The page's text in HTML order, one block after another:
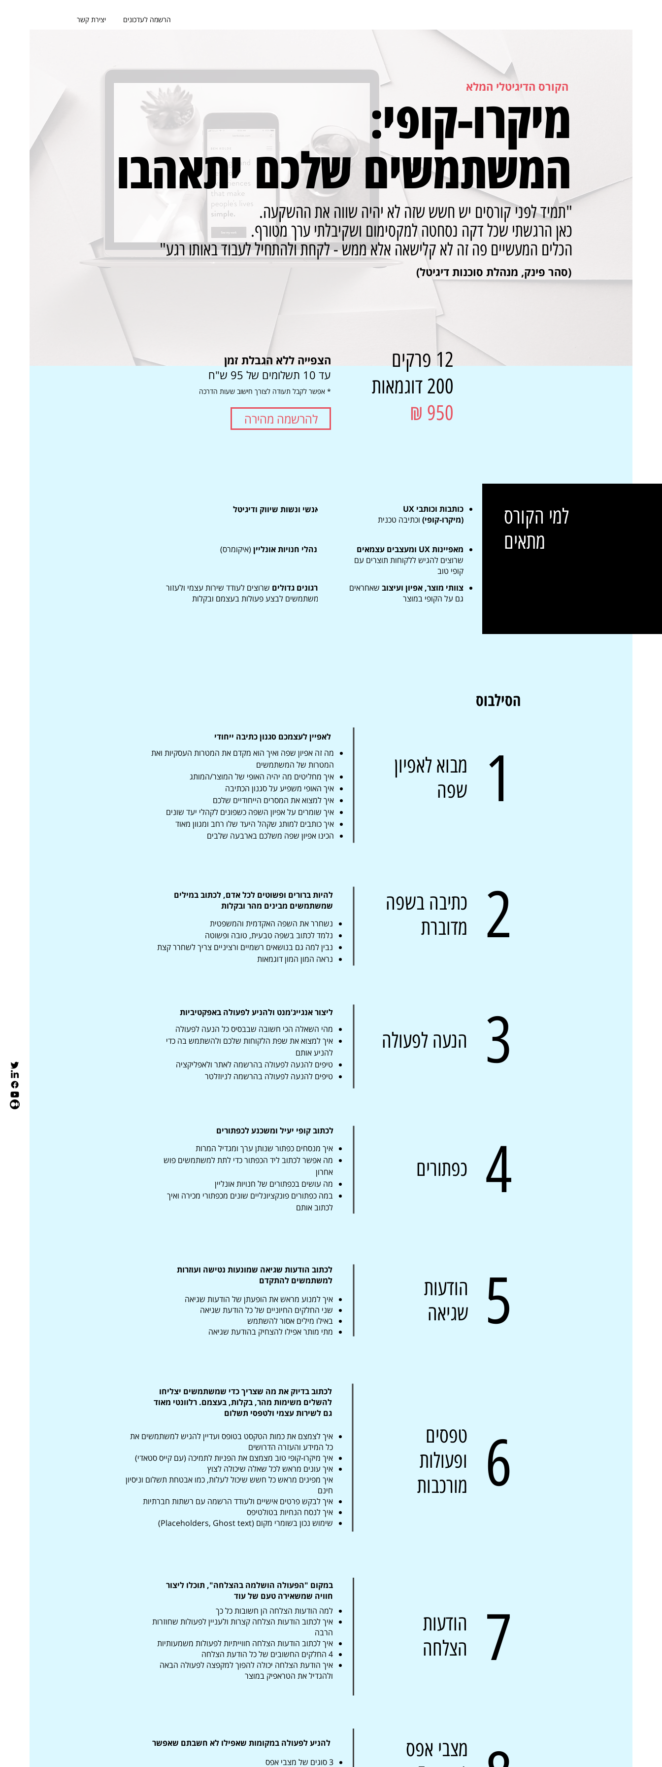
יצירת קשר הרשמה לעדכונים
הקורס הדיגיטלי המלא
מיקרו-קופי:
המשתמשים שלכם יתאהבו
"תמיד לפני קורסים יש חשש שזה לא יהיה שווה את ההשקעה.
כאן הרגשתי שכל דקה נסחטה למקסימום ושקיבלתי ערך מטורף.
הכלים המעשיים פה זה לא קלישאה אלא ממש - לקחת ולהתחיל לעבוד באותו רגע"
(סהר פינק, מנהלת סוכנות דיגיטל)
הצפייה ללא הגבלת זמן
עד 10 תשלומים של 95 ש"ח
* אפשר לקבל תעודה לצורך חישוב שעות הדרכה
להרשמה מהירה
12 פרקים
200 דוגמאות
950 ₪
הסילבוס
לאפיין לעצמכם סגנון כתיבה ייחודי
מה זה אפיון שפה ואיך הוא מקדם את המטרות העסקיות ואת
המטרות של המשתמשים
איך מחליטים מה יהיה האופי של המוצר/המותג
איך האופי משפיע על סגנון הכתיבה
איך למצוא את המסרים הייחודיים שלכם
איך שומרים על אפיון השפה כשפונים לקהלי יעד שונים
איך כותבים למותג שקהל היעד שלו רחב ומגוון מאוד
הכינו אפיון שפה משלכם בארבעה שלבים
מבוא לאפיון
שפה
1
להיות ברורים ופשוטים לכל אדם, לכתוב במילים
שמשתמשים מבינים מהר ובקלות
נשחרר את השפה האקדמית והמשפטית
נלמד לכתוב בשפה טבעית, טובה ופשוטה
נבין למה גם בנושאים רשמיים ורציניים צריך לשחרר קצת
נראה המון המון דוגמאות
כתיבה בשפה
מדוברת
2
ליצור אנגייג'מנט ולהניע לפעולה באפקטיביות
מהי השאלה הכי חשובה שבבסיס כל הנעה לפעולה
איך למצוא את שפת הלקוחות שלכם ולהשתמש בה כדי
להניע אותם
טיפים להנעה לפעולה בהרשמה לאתר ולאפליקציה
טיפים להנעה לפעולה בהרשמה לניוזלטר
הנעה לפעולה 3
לכתוב קופי יעיל ומשכנע לכפתורים
איך מנסחים כפתור שנותן ערך ומגדיל המרות
מה אפשר לכתוב ליד הכפתור כדי לתת למשתמשים פוש
אחרון
מה עושים בכפתורים של חנויות אונליין
במה כפתורים פונקציונליים שונים מכפתורי מכירה ואיך
לכתוב אותם
כפתורים 4
לכתוב הודעות שגיאה שמונעות נטישה ועוזרות
למשתמשים להתקדם
איך למנוע מראש את הופעתן של הודעות שגיאה
שני החלקים החיוניים של כל הודעת שגיאה
באילו מילים אסור להשתמש
מתי מותר אפילו להצחיק בהודעת שגיאה
הודעות
שגיאה
5
לכתוב בדיוק את מה שצריך כדי שמשתמשים יצליחו
להשלים משימות מהר, בקלות, בעצמם. רלוונטי מאוד
גם לשירות עצמי ולטפסי תשלום
איך לצמצם את כמות הטקסט בטופס ועדיין להגיש למשתמשים את
כל המידע והעזרה הדרושים
איך מיקרו-קופי טוב מצמצם את הפניות לתמיכה (עם קייס סטאדי)
איך עונים מראש לכל שאלה שיכולה לצוץ
איך מפיגים מראש כל חשש שיכול לעלות, כמו אבטחת תשלום וניסיון
חינם
איך לבקש פרטים אישיים ולעודד הרשמה עם רשתות חברתיות
איך לנסח הנחיות בטולטיפס
שימוש נכון בשומרי מקום (Placeholders, Ghost text)
טפסים
ופעולות
מורכבות
6
במקום "הפעולה הושלמה בהצלחה", תוכלו ליצור
חוויה שמשאירה טעם של עוד
למה הודעות הצלחה הן חשובות כל כך
איך לכתוב הודעות הצלחה קצרות ולעניין לפעולות שחוזרות
הרבה
איך לכתוב הודעות הצלחה חווייתיות לפעולות משמעותיות
4 החלקים החשובים של כל הודעת הצלחה
איך הודעת הצלחה יכולה להפוך למקפצה לפעולה הבאה
ולהגדיל את הטראפיק במוצר
הודעות
הצלחה
7
להניע לפעולה במקומות שאפילו לא חשבתם שאפשר
3 סוגים של מצבי אפס
מצבי אפס
אנשי ונשות שיווק ודיגיטל
מנהלי חנויות אונליין (איקומרס)
ארגונים גדולים שרוצים לעודד שירות עצמי ולעזור
למשתמשים לבצע פעולות בעצמם ובקלות
כותבות וכותבי UX
(מיקרו-קופי) וכתיבה טכנית
מאפיינות UX ומעצבים עצמאים
שרוצים להגיש ללקוחות תוצרים עם
קופי טוב
צוותי מוצר, אפיון ועיצוב שאחראים
גם על הקופי במוצר
למי הקורס
מתאים